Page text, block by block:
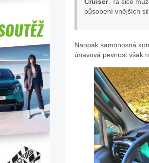
Cruiser. Ta sice
působení vnějších
Naopak samonosná
únavová pevnost však